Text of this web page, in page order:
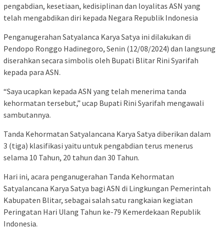
pengabdian, kesetiaan, kedisiplinan dan loyalitas ASN yang
telah mengabdikan diri kepada Negara Republik Indonesia
Penganugerahan Satyalanca Karya Satya ini dilakukan di
Pendopo Ronggo Hadinegoro, Senin (12/08/2024) dan langsung
diserahkan secara simbolis oleh Bupati Blitar Rini Syarifah
kepada para ASN.
“Saya ucapkan kepada ASN yang telah menerima tanda
kehormatan tersebut,” ucap Bupati Rini Syarifah mengawali
sambutannya.
Tanda Kehormatan Satyalancana Karya Satya diberikan dalam
3 (tiga) klasifikasi yaitu untuk pengabdian terus menerus
selama 10 Tahun, 20 tahun dan 30 Tahun.
Hari ini, acara penganugerahan Tanda Kehormatan
Satyalancana Karya Satya bagi ASN di Lingkungan Pemerintah
Kabupaten Blitar, sebagai salah satu rangkaian kegiatan
Peringatan Hari Ulang Tahun ke-79 Kemerdekaan Republik
Indonesia.